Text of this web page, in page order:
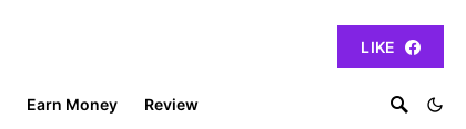
LIKE
Earn Money Review